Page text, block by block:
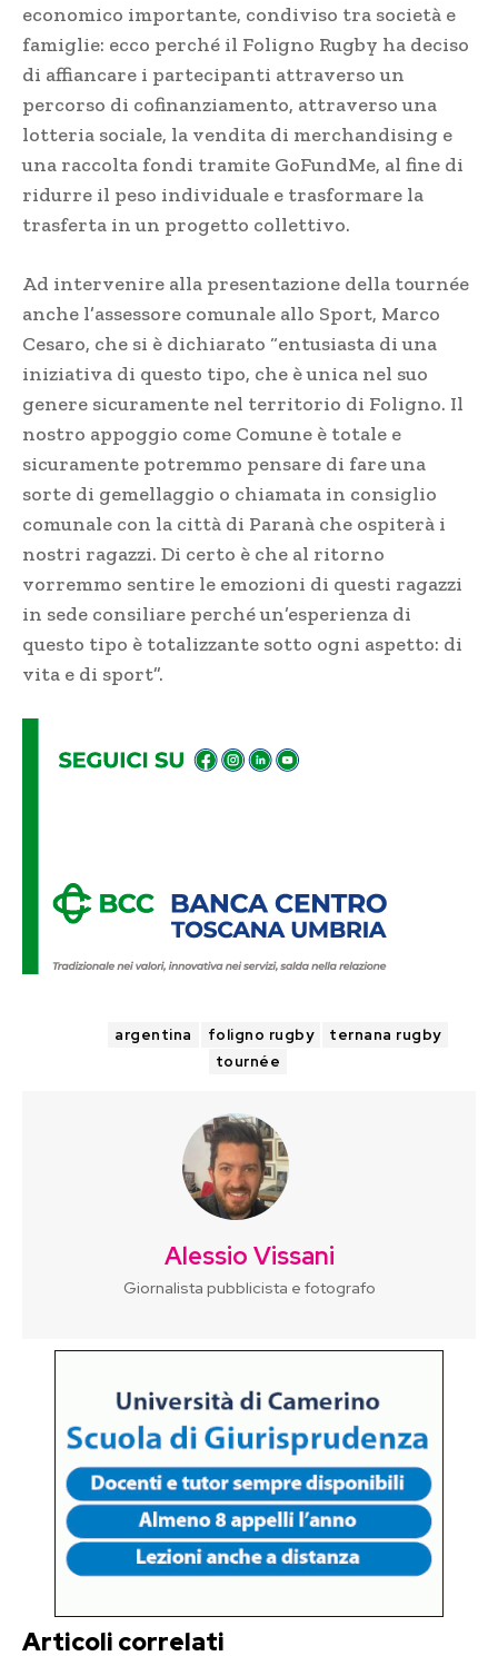
economico importante, condiviso tra società e
famiglie: ecco perché il Foligno Rugby ha deciso
di affiancare i partecipanti attraverso un
percorso di cofinanziamento, attraverso una
lotteria sociale, la vendita di merchandising e
una raccolta fondi tramite GoFundMe, al fine di
ridurre il peso individuale e trasformare la
trasferta in un progetto collettivo.
Ad intervenire alla presentazione della tournée
anche l’assessore comunale allo Sport, Marco
Cesaro, che si è dichiarato “entusiasta di una
iniziativa di questo tipo, che è unica nel suo
genere sicuramente nel territorio di Foligno. Il
nostro appoggio come Comune è totale e
sicuramente potremmo pensare di fare una
sorte di gemellaggio o chiamata in consiglio
comunale con la città di Paranà che ospiterà i
nostri ragazzi. Di certo è che al ritorno
vorremmo sentire le emozioni di questi ragazzi
in sede consiliare perché un’esperienza di
questo tipo è totalizzante sotto ogni aspetto: di
vita e di sport”.
argentina foligno rugby
ternana rugby
tournée
Alessio Vissani
Giornalista pubblicista e fotografo
Articoli correlati